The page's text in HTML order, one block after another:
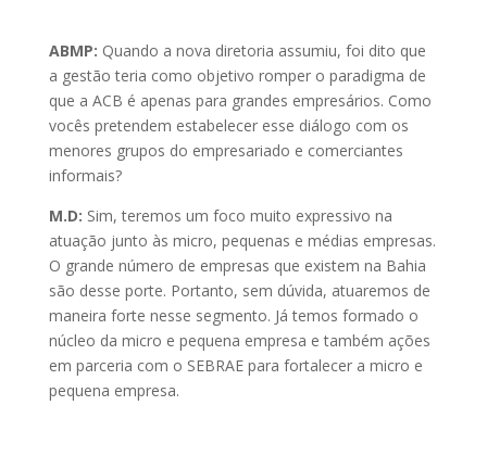
ABMP: Quando a nova diretoria assumiu, foi dito que
a gestão teria como objetivo romper o paradigma de
que a ACB é apenas para grandes empresários. Como
vocês pretendem estabelecer esse diálogo com os
menores grupos do empresariado e comerciantes
informais?
M.D: Sim, teremos um foco muito expressivo na
atuação junto às micro, pequenas e médias empresas.
O grande número de empresas que existem na Bahia
são desse porte. Portanto, sem dúvida, atuaremos de
maneira forte nesse segmento. Já temos formado o
núcleo da micro e pequena empresa e também ações
em parceria com o SEBRAE para fortalecer a micro e
pequena empresa.